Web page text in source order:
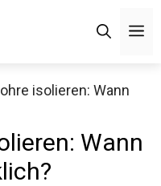
isolieren: Wann
Wann